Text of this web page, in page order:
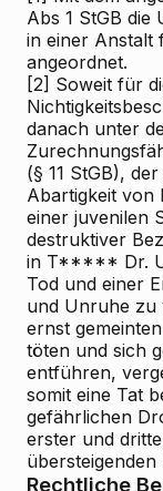
Abs 1 StGB
in einer Anstalt
angeordnet.
[2] Soweit für
danach unter
(§ 11 StGB),
Abartigkeit von
einer juvenilen
destruktiver
in T***** Dr.
Tod und einer
und Unruhe zu
ernst
töten und sich
entführen,
somit eine Tat
gefährlichen
erster und
Rechtliche